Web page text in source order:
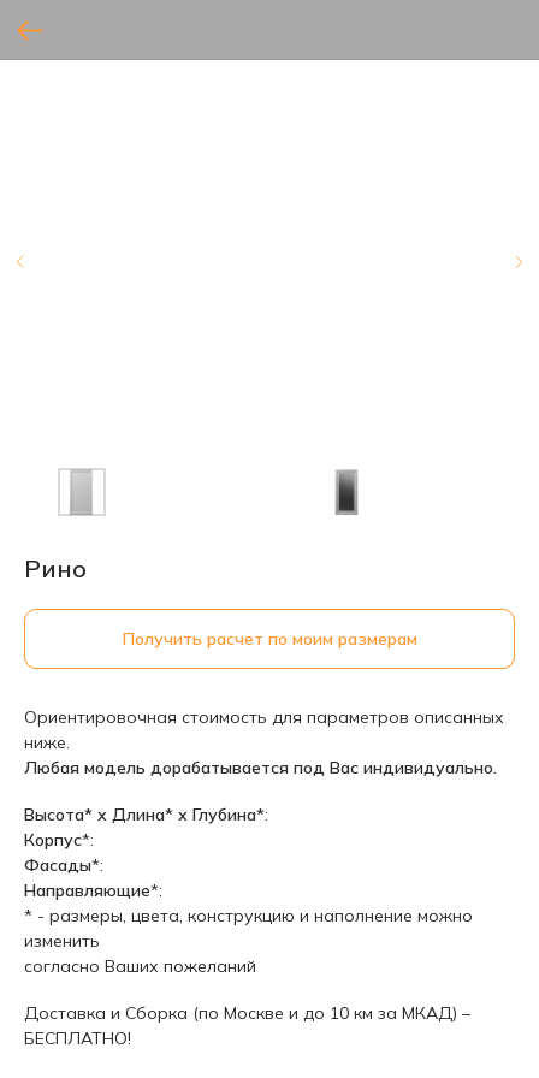
Рино
Получить расчет по моим размерам
Ориентировочная стоимость для параметров описанных
ниже.
Любая модель дорабатывается под Вас индивидуально.
Высота* х Длина* х Глубина*:
Корпус*:
Фасады*:
Направляющие*:
* - размеры, цвета, конструкцию и наполнение можно
изменить
согласно Ваших пожеланий
Доставка и Сборка (по Москве и до 10 км за МКАД) –
БЕСПЛАТНО!